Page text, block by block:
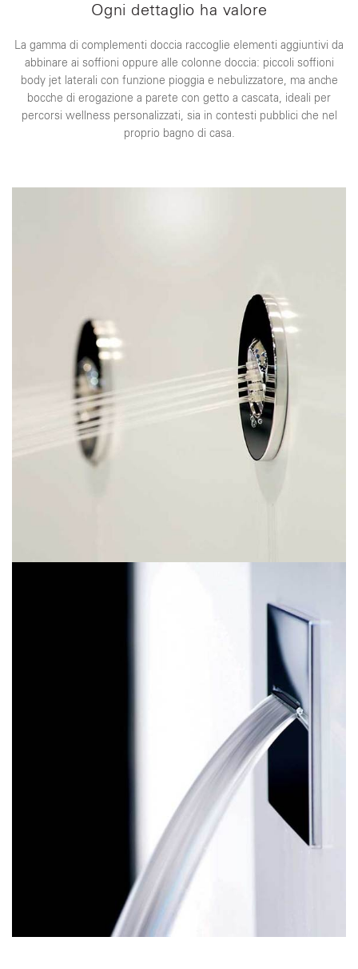
Ogni dettaglio ha valore
La gamma di complementi doccia raccoglie elementi aggiuntivi da
abbinare ai soffioni oppure alle colonne doccia: piccoli soffioni
body jet laterali con funzione pioggia e nebulizzatore, ma anche
bocche di erogazione a parete con getto a cascata, ideali per
percorsi wellness personalizzati, sia in contesti pubblici che nel
proprio bagno di casa.